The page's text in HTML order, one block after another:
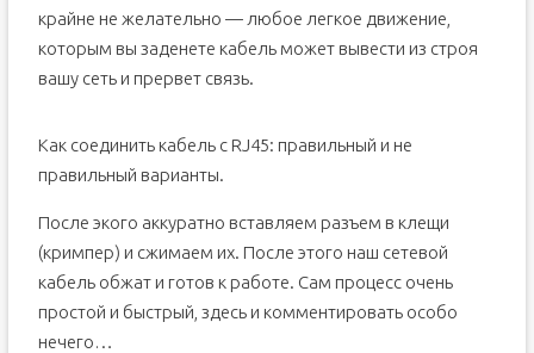
крайне не желательно — любое легкое движение,
которым вы заденете кабель может вывести из строя
вашу сеть и прервет связь.
Как соединить кабель с RJ45: правильный и не
правильный варианты.
После экого аккуратно вставляем разъем в клещи
(кримпер) и сжимаем их. После этого наш сетевой
кабель обжат и готов к работе. Сам процесс очень
простой и быстрый, здесь и комментировать особо
нечего…